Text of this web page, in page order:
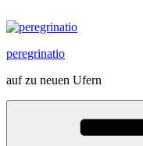
Inhalt
peregrinatio
auf zu neuen Ufern